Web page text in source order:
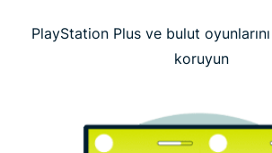
PlayStation Plus ve bulut oyunlarını
koruyun